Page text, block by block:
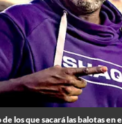
los que sacará las balotas en